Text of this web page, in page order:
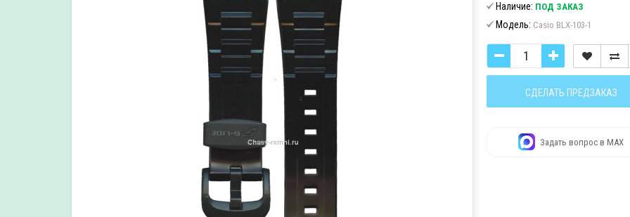
Наличие: ПОД ЗАКАЗ
Модель: Casio BLX-103-1
СДЕЛАТЬ ПРЕДЗАКАЗ
Задать вопрос в MAX